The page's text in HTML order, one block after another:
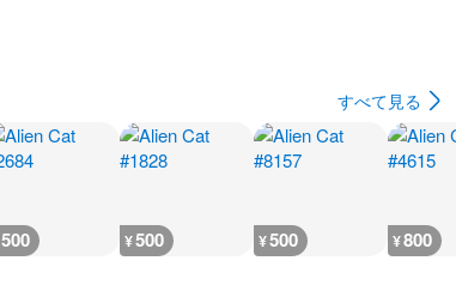
すべて見る
500 ¥500 ¥500 ¥800